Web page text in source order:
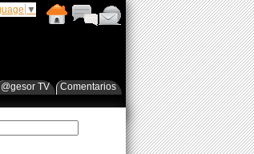
▼
@gesor TV Comentarios